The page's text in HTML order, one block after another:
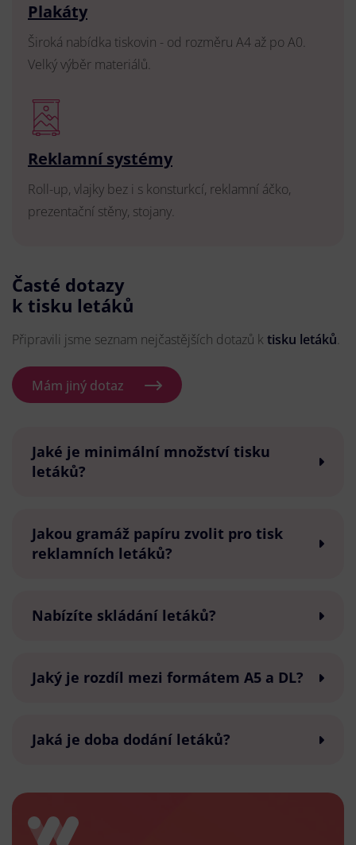
Plakáty
Široká nabídka tiskovin - od rozměru A4 až po A0.
Velký výběr materiálů.
Reklamní systémy
Roll-up, vlajky bez i s konsturkcí, reklamní áčko,
prezentační stěny, stojany.
Časté dotazy
k tisku letáků
Připravili jsme seznam nejčastějších dotazů k tisku letáků.
Mám jiný dotaz
Jaké je minimální množství tisku
letáků?
Jakou gramáž papíru zvolit pro tisk
reklamních letáků?
Nabízíte skládání letáků?
Jaký je rozdíl mezi formátem A5 a DL?
Jaká je doba dodání letáků?